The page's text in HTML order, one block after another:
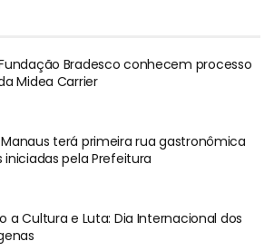
Bradesco conhecem processo
Midea Carrier
terá primeira rua gastronômica
pela Prefeitura
a Cultura e Luta: Dia Internacional dos